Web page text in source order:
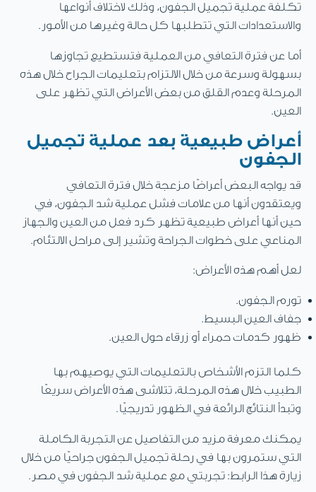
تكلفة عملية تجميل الجفون، وذلك لاختلاف أنواعها
والاستعدادات التي تتطلبها كل حالة وغيرها من الأمور.
أما عن فترة التعافي من العملية فتستطيع تجاوزها
بسهولة وسرعة من خلال الالتزام بتعليمات الجراح خلال هذه
المرحلة وعدم القلق من بعض الأعراض التي تظهر على
العين.
أعراض طبيعية بعد عملية تجميل
الجفون
قد يواجه البعض أعراضًا مزعجة خلال فترة التعافي
ويعتقدون أنها من علامات فشل عملية شد الجفون، في
حين أنها أعراض طبيعية تظهر كرد فعل من العين والجهاز
المناعي على خطوات الجراحة وتشير إلى مراحل الالتئام.
لعل أهم هذه الأعراض:
تورم الجفون.
جفاف العين البسيط.
ظهور كدمات حمراء أو زرقاء حول العين.
كلما التزم الأشخاص بالتعليمات التي يوصيهم بها
الطبيب خلال هذه المرحلة، تتلاشى هذه الأعراض سريعًا
وتبدأ النتائج الرائعة في الظهور تدريجيًا.
يمكنك معرفة مزيد من التفاصيل عن التجربة الكاملة
التي ستمرون بها في رحلة تجميل الجفون جراحيًا من خلال
زيارة هذا الرابط: تجربتي مع عملية شد الجفون في مصر.